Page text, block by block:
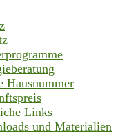
Hausnummer
Links
und Materialien